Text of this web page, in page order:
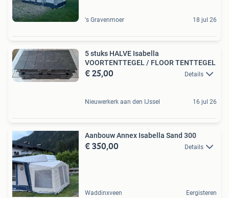
's Gravenmoer 18 jul 26
5 stuks HALVE Isabella
VOORTENTTEGEL / FLOOR TENTTEGEL
€ 25,00 Details
Nieuwerkerk aan den IJssel 16 jul 26
Aanbouw Annex Isabella Sand 300
€ 350,00 Details
Waddinxveen Eergisteren